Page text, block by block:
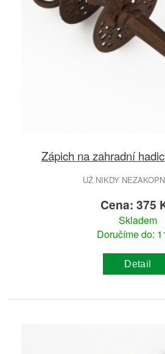
Zápich na zahradní
UŽ NIKDY
Cena: 375
Skladem
Doručíme do:
Detail